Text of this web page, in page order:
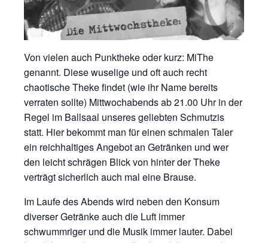
Von vielen auch Punktheke oder kurz: MiThe
genannt. Diese wuselige und oft auch recht
chaotische Theke findet (wie ihr Name bereits
verraten sollte) Mittwochabends ab 21.00 Uhr in der
Regel im Ballsaal unseres geliebten Schmutzis
statt. Hier bekommt man für einen schmalen Taler
ein reichhaltiges Angebot an Getränken und wer
den leicht schrägen Blick von hinter der Theke
verträgt sicherlich auch mal eine Brause.
Im Laufe des Abends wird neben den Konsum
diverser Getränke auch die Luft immer
schwummriger und die Musik immer lauter. Dabei